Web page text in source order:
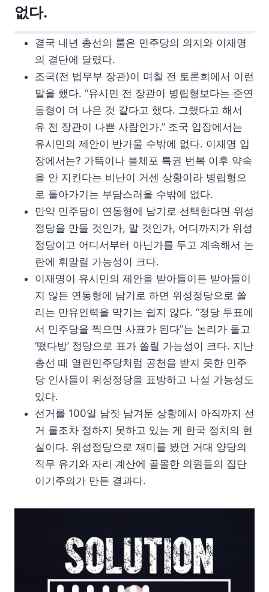
없다.
결국 내년 총선의 룰은 민주당의 의지와 이재명
의 결단에 달렸다.
조국(전 법무부 장관)이 며칠 전 토론회에서 이런
말을 했다. “유시민 전 장관이 병립형보다는 준연
동형이 더 나은 것 같다고 했다. 그랬다고 해서
유 전 장관이 나쁜 사람인가.” 조국 입장에서는
유시민의 제안이 반가울 수밖에 없다. 이재명 입
장에서는? 가뜩이나 불체포 특권 번복 이후 약속
을 안 지킨다는 비난이 거센 상황이라 병립형으
로 돌아가기는 부담스러울 수밖에 없다.
만약 민주당이 연동형에 남기로 선택한다면 위성
정당을 만들 것인가, 말 것인가, 어디까지가 위성
정당이고 어디서부터 아닌가를 두고 계속해서 논
란에 휘말릴 가능성이 크다.
이재명이 유시민의 제안을 받아들이든 받아들이
지 않든 연동형에 남기로 하면 위성정당으로 쏠
리는 만유인력을 막기는 쉽지 않다. “정당 투표에
서 민주당을 찍으면 사표가 된다”는 논리가 돌고
‘떴다방’ 정당으로 표가 쏠릴 가능성이 크다. 지난
총선 때 열린민주당처럼 공천을 받지 못한 민주
당 인사들이 위성정당을 표방하고 나설 가능성도
있다.
선거를 100일 남짓 남겨둔 상황에서 아직까지 선
거 룰조차 정하지 못하고 있는 게 한국 정치의 현
실이다. 위성정당으로 재미를 봤던 거대 양당의
직무 유기와 자리 계산에 골몰한 의원들의 집단
이기주의가 만든 결과다.